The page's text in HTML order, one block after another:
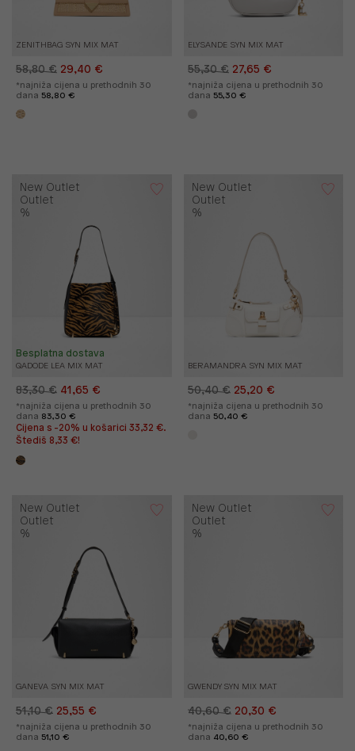
ZENITHBAG SYN MIX MAT
58,80 € 29,40 €
*najniža cijena u prethodnih 30
dana 58,80 €
ELYSANDE SYN MIX MAT
55,30 € 27,65 €
*najniža cijena u prethodnih 30
dana 55,30 €
QADODE LEA MIX MAT
Besplatna dostava
New Outlet
Outlet
%
83,30 € 41,65 €
*najniža cijena u prethodnih 30
dana 83,30 €
Cijena s -20% u košarici 33,32 €.
Štediš 8,33 €!
BERAMANDRA SYN MIX MAT
New Outlet
Outlet
%
50,40 € 25,20 €
*najniža cijena u prethodnih 30
dana 50,40 €
GANEVA SYN MIX MAT
New Outlet
Outlet
%
51,10 € 25,55 €
*najniža cijena u prethodnih 30
dana 51,10 €
GWENDY SYN MIX MAT
New Outlet
Outlet
%
40,60 € 20,30 €
*najniža cijena u prethodnih 30
dana 40,60 €